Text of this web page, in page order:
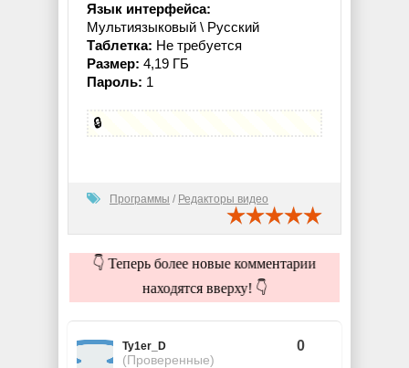
Язык интерфейса:
Мультиязыковый \ Русский
Таблетка: Не требуется
Размер: 4,19 ГБ
Пароль: 1
🔒
Программы / Редакторы видео
👇 Теперь более новые комментарии
находятся вверху! 👇
Ty1er_D
(Проверенные)
0